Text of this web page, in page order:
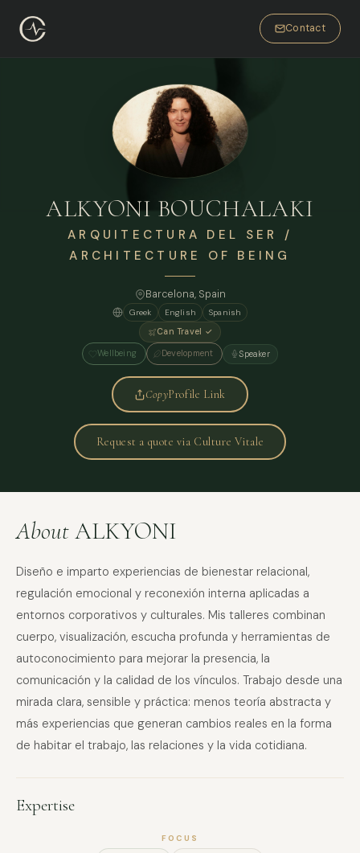
Contact
ALKYONI BOUCHALAKI
ARQUITECTURA DEL SER /
ARCHITECTURE OF BEING
Barcelona, Spain
Greek English
Spanish
Can Travel ✓
Wellbeing Development Speaker
CopyProfile Link
Request a quote via Culture Vitale
About ALKYONI
Diseño e imparto experiencias de bienestar relacional,
regulación emocional y reconexión interna aplicadas a
entornos corporativos y culturales. Mis talleres combinan
cuerpo, visualización, escucha profunda y herramientas de
autoconocimiento para mejorar la presencia, la
comunicación y la calidad de los vínculos. Trabajo desde una
mirada clara, sensible y práctica: menos teoría abstracta y
más experiencias que generan cambios reales en la forma
de habitar el trabajo, las relaciones y la vida cotidiana.
Expertise
FOCUS